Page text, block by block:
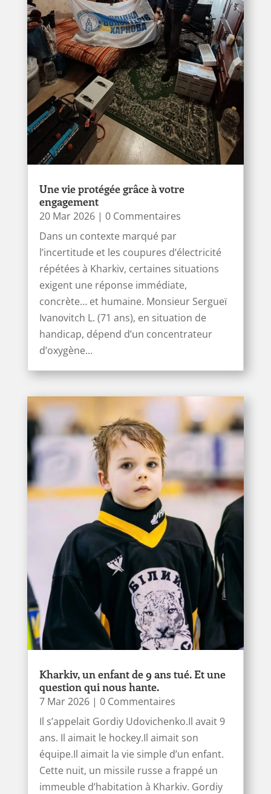
Une vie protégée grâce à votre
engagement
20 Mar 2026| 0 Commentaires
Dans un contexte marqué par
l’incertitude et les coupures d’électricité
répétées à Kharkiv, certaines situations
exigent une réponse immédiate,
concrète… et humaine. Monsieur Sergueï
Ivanоvitch L. (71 ans), en situation de
handicap, dépend d’un concentrateur
d’oxygène...
Kharkiv, un enfant de 9 ans tué. Et une
question qui nous hante.
7 Mar 2026| 0 Commentaires
Il s’appelait Gordiy Udovichenko.Il avait 9
ans. Il aimait le hockey.Il aimait son
équipe.Il aimait la vie simple d’un enfant.
Cette nuit, un missile russe a frappé un
immeuble d’habitation à Kharkiv. Gordiy